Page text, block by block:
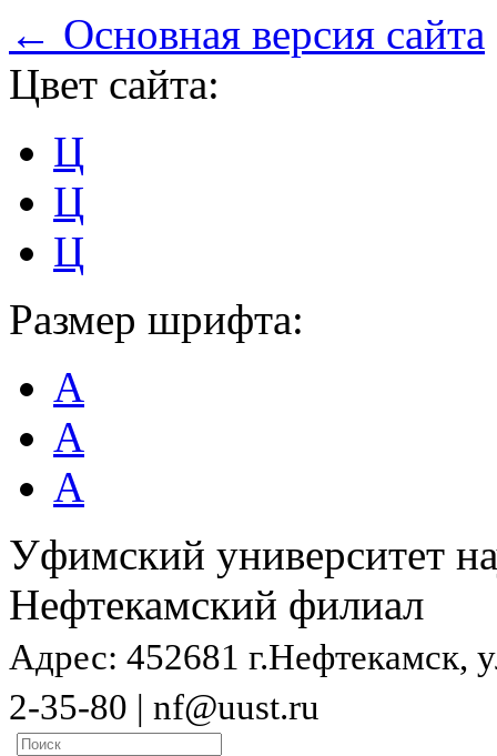
← Основная версия сайта
Цвет сайта:
Ц
Ц
Ц
Размер шрифта:
А
А
А
Уфимский университет
Нефтекамский филиал
Адрес: 452681 г.Нефтекамск,
2-35-80 | nf@uust.ru